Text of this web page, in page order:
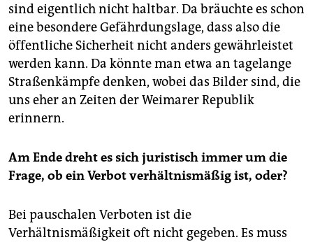
sind eigentlich nicht haltbar. Da bräuchte es schon
eine besondere Gefährdungslage, dass also die
öffentliche Sicherheit nicht anders gewährleistet
werden kann. Da könnte man etwa an tagelange
Straßenkämpfe denken, wobei das Bilder sind, die
uns eher an Zeiten der Weimarer Republik
erinnern.
Am Ende dreht es sich juristisch immer um die
Frage, ob ein Verbot verhältnismäßig ist, oder?
Bei pauschalen Verboten ist die
Verhältnismäßigkeit oft nicht gegeben. Es muss